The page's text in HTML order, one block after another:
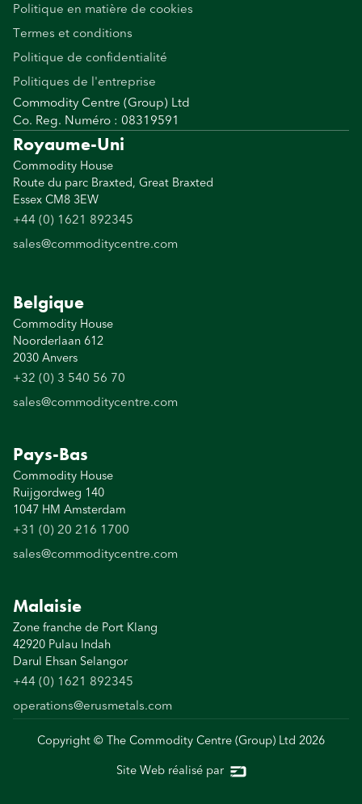
Politique en matière de cookies
Termes et conditions
Politique de confidentialité
Politiques de l'entreprise
Commodity Centre (Group) Ltd
Co. Reg. Numéro : 08319591
Royaume-Uni
Commodity House
Route du parc Braxted, Great Braxted
Essex CM8 3EW
+44 (0) 1621 892345
sales@commoditycentre.com
Belgique
Commodity House
Noorderlaan 612
2030 Anvers
+32 (0) 3 540 56 70
sales@commoditycentre.com
Pays-Bas
Commodity House
Ruijgordweg 140
1047 HM Amsterdam
+31 (0) 20 216 1700
sales@commoditycentre.com
Malaisie
Zone franche de Port Klang
42920 Pulau Indah
Darul Ehsan Selangor
+44 (0) 1621 892345
operations@erusmetals.com
Copyright © The Commodity Centre (Group) Ltd 2026
Site Web réalisé par